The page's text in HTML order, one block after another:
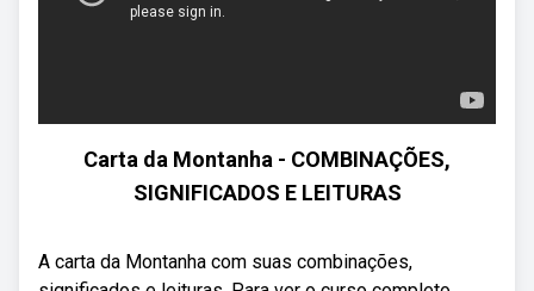
Carta da Montanha - COMBINAÇÕES,
SIGNIFICADOS E LEITURAS
A carta da Montanha com suas combinações,